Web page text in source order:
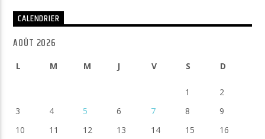
CALENDRIER
AOÛT 2026
L M M J V S D
1
2
3
4 5 6 7 8
9
10
11 12 13 14 15
16